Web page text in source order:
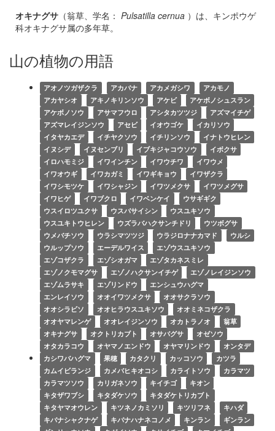
オキナグサ （翁草、学名： Pulsatilla cernua ）は、キンポウゲ
科オキナグサ属の多年草。
山の植物の用語
アオノツガザクラ アカバナ アカメガシワ
アカモノ
アカヤシオ
アキノキリンソウ アケビ
アケボノシュスラン
アケボノソウ
アサマフウロ アシタカツツジ
アズマイチゲ
アズマレイジンソウ
アセビ イオウゴケ
イカリソウ
イタヤカエデ
イチヤクソウ イチリンソウ
イナトウヒレン
イヌシデ
イヌセンブリ イブキジャコウソウ
イボクサ
イロハモミジ
イワインチン イワウチワ
イワウメ
イワオウギ
イワカガミ イワギキョウ
イワザクラ
イワシモツケ
イワシャジン イワツメクサ
イワツメグサ
イワヒゲ
イワブクロ イワベンケイ
ウサギギク
ウスイロツユクサ
ウスバサイシン
ウスユキソウ
ウスユキトウヒレン
ウズラバハクサンチドリ
ウツボグサ
ウメバチソウ
ウラシマツツジ ウラジロナナカマド
ウルシ
ウルップソウ
エーデルワイス
エゾウスユキソウ
エゾコザクラ
エゾシオガマ
エゾタカネスミレ
エゾノクモマグサ
エゾノハクサンイチゲ
エゾノレイジンソウ
エゾムラサキ
エゾリンドウ
エンシュウハグマ
エンレイソウ
オオイワツメクサ
オオサクラソウ
オオシラビソ
オオヒラウスユキソウ
オオミネコザクラ
オオヤマレンゲ
オオレイジンソウ オカトラノオ
翁草
オキナグサ
オクトリカブト オサバグサ
オゼソウ
オタカラコウ
オヤマノエンドウ オヤマリンドウ
オンタデ
カシワバハグマ
果穂 カタクリ カッコソウ
カツラ
カムイビランジ
カメバヒキオコシ カライトソウ
カラマツ
カラマツソウ
カリガネソウ キイチゴ
キオン
キタザワブシ
キタダケソウ
キタダケトリカブト
キタヤマオウレン
キツネノカミソリ キツリフネ
キハダ
キバナシャクナゲ
キバナハナネコノメ キンラン
ギンラン